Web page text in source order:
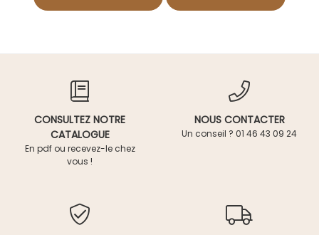
CONSULTEZ NOTRE
CATALOGUE
En pdf ou recevez-le chez
vous !
NOUS CONTACTER
Un conseil ? 01 46 43 09 24